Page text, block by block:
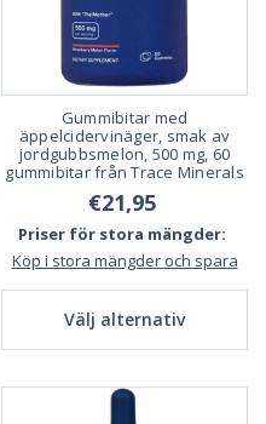
Gummibitar med
äppelcidervinäger, smak av
jordgubbsmelon, 500 mg, 60
gummibitar från Trace Minerals
€21,95
Priser för stora mängder:
Köp i stora mängder och spara
Välj alternativ